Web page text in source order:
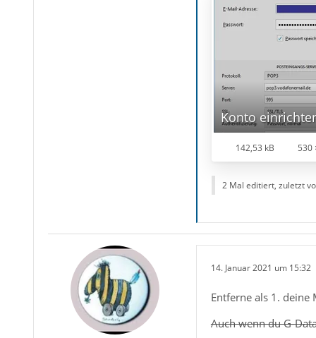
Konto
142,53 kB 530
2 Mal editiert, zuletzt
14. Januar 2021 um 15:32
Entferne als 1. deine
Auch wenn du G-